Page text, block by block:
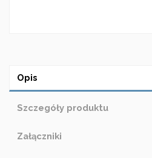
Opis
Szczegóły produktu
Załączniki